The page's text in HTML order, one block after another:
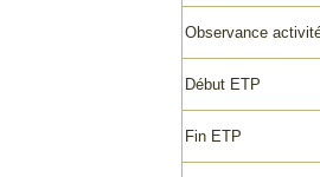
Observance
Début ETP
Fin ETP